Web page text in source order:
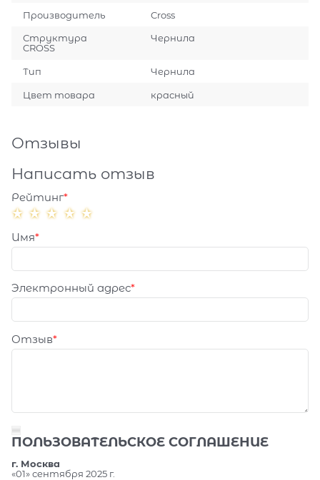
Производитель Cross
Структура
CROSS
Чернила
Тип Чернила
Цвет товара красный
Отзывы
Написать отзыв
Рейтинг
Имя
Электронный адрес
Отзыв
ПОЛЬЗОВАТЕЛЬСКОЕ СОГЛАШЕНИЕ
г. Москва
«01» сентября 2025 г.